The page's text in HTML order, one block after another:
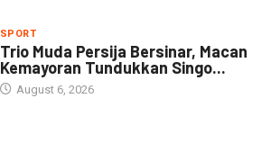
SPORT
Trio Muda Persija Bersinar, Macan
Kemayoran Tundukkan Singo...
August 6, 2026